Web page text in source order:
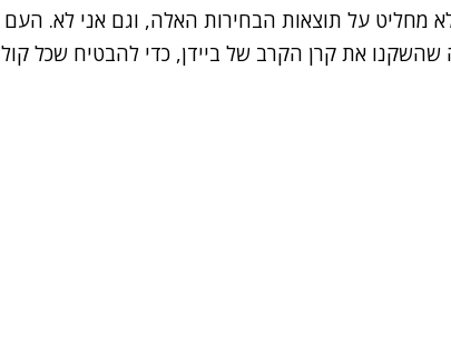
מחליט על תוצאות הבחירות האלה, וגם אני לא. העם
שהשקנו את קרן הקרב של ביידן, כדי להבטיח שכל קול